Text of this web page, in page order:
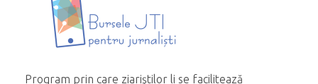
Program prin care ziariştilor li se facilitează